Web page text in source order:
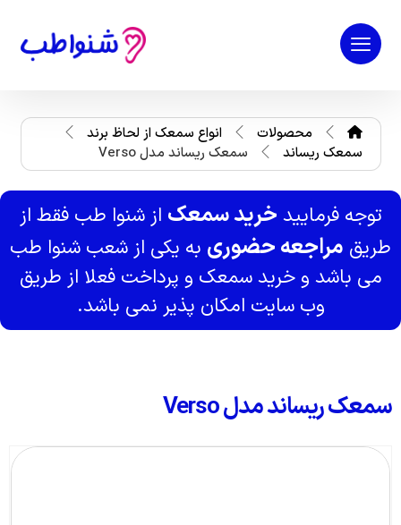
محصولات
انواع سمعک از لحاظ برند
سمعک ریساند
سمعک ریساند مدل Verso
توجه فرمایید خرید سمعک از شنوا طب فقط از
طریق مراجعه حضوری به یکی از شعب شنوا طب
می باشد و خرید سمعک و پرداخت فعلا از طریق
وب سایت امکان پذیر نمی باشد.
سمعک ریساند مدل Verso